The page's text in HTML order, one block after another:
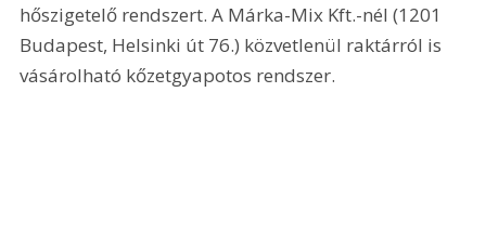
hőszigetelő rendszert. A Márka-Mix Kft.-nél (1201
Budapest, Helsinki út 76.) közvetlenül raktárról is
vásárolható kőzetgyapotos rendszer.